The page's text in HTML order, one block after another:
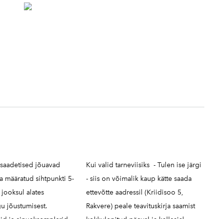
jõuavad
määratud sihtpunkti 5-
alates
jõustumisest.
Kui valid tarneviisiks - Tulen ise järgi
- siis on võimalik kaup kätte saada
ettevõtte aadressil (Kriidisoo 5,
Rakvere) peale teavituskirja saamist